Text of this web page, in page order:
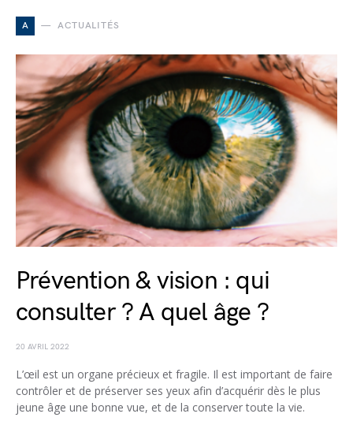
A ACTUALITÉS
Prévention & vision : qui
consulter ? A quel âge ?
20 AVRIL 2022
L’œil est un organe précieux et fragile. Il est important de faire
contrôler et de préserver ses yeux afin d’acquérir dès le plus
jeune âge une bonne vue, et de la conserver toute la vie.